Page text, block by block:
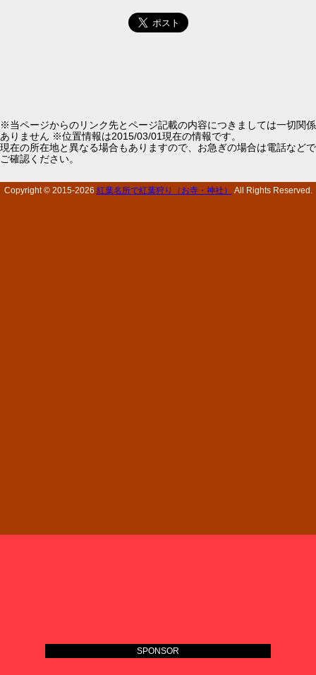
※当ページからのリンク先とページ記載の内容につきましては一切関係
ありません ※位置情報は2015/03/01現在の情報です。
現在の所在地と異なる場合もありますので、お急ぎの場合は電話などで
ご確認ください。
Copyright © 2015-2026 紅葉名所で紅葉狩り（お寺・神社） All Rights Reserved.
SPONSOR